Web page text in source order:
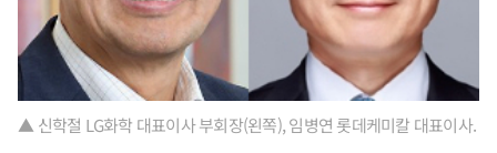
▲ 신학절 LG화학 대표이사 부회장(왼쪽), 임병연 롯데케미칼 대표이사.